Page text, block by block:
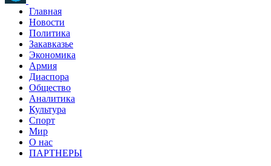
Главная
Новости
Политика
Закавказье
Экономика
Армия
Диаспора
Общество
Аналитика
Культура
Спорт
Мир
О нас
ПАРТНЕРЫ